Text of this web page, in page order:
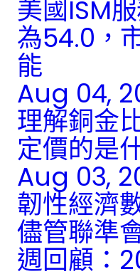
美國ISM
為54.0，
能
Aug 04,
理解銅金
定價的是
Aug 03,
韌性經濟
儘管聯準
週回顧：